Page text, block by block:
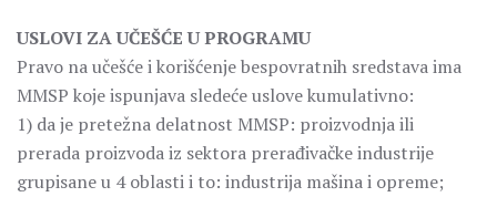
USLOVI ZA UČEŠĆE U PROGRAMU
Pravo na učešće i korišćenje bespovratnih sredstava ima
MMSP koje ispunjava sledeće uslove kumulativno:
1) da je pretežna delatnost MMSP: proizvodnja ili
prerada proizvoda iz sektora prerađivačke industrije
grupisane u 4 oblasti i to: industrija mašina i opreme;